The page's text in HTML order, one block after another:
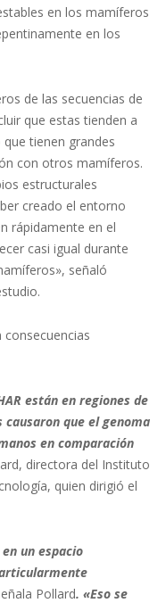
en los mamíferos
en los
de las secuencias de
que estas tienden a
tienen grandes
con otros mamíferos.
estructurales
creado el entorno
rápidamente en el
casi igual durante
señaló
están en regiones de
que el genoma
en comparación
directora del Instituto
quien dirigió el
un espacio
Pollard. «Eso se